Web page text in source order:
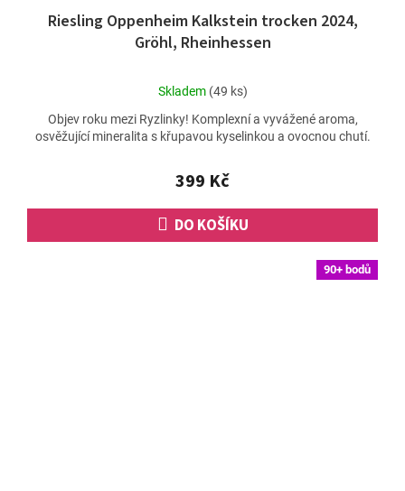
Riesling Oppenheim Kalkstein trocken 2024,
Gröhl, Rheinhessen
Průměrné
produktu
je
z
5
hvězdiček.
Skladem (49 ks)
399 Kč
DO KOŠÍKU
Objev roku mezi Ryzlinky! Komplexní a vyvážené aroma,
osvěžující mineralita s křupavou kyselinkou a ovocnou chutí.
90+ bodů